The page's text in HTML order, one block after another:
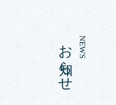
NEWS
お知らせ